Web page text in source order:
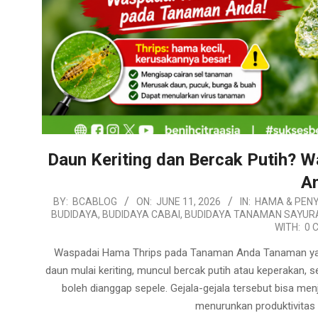
Daun Keriting dan Bercak Putih?
2026-
06-
BY: BCABLOG ON: JUNE 11, 2026 IN: HAMA &
BUDIDAYA, BUDIDAYA CABAI , BUDIDAYA TANAMAN
WITH: 0
Waspadai Hama Thrips pada Tanaman Anda Tanaman
daun mulai keriting, muncul bercak putih atau
boleh dianggap sepele. Gejala-gejala tersebut bisa
menurunkan